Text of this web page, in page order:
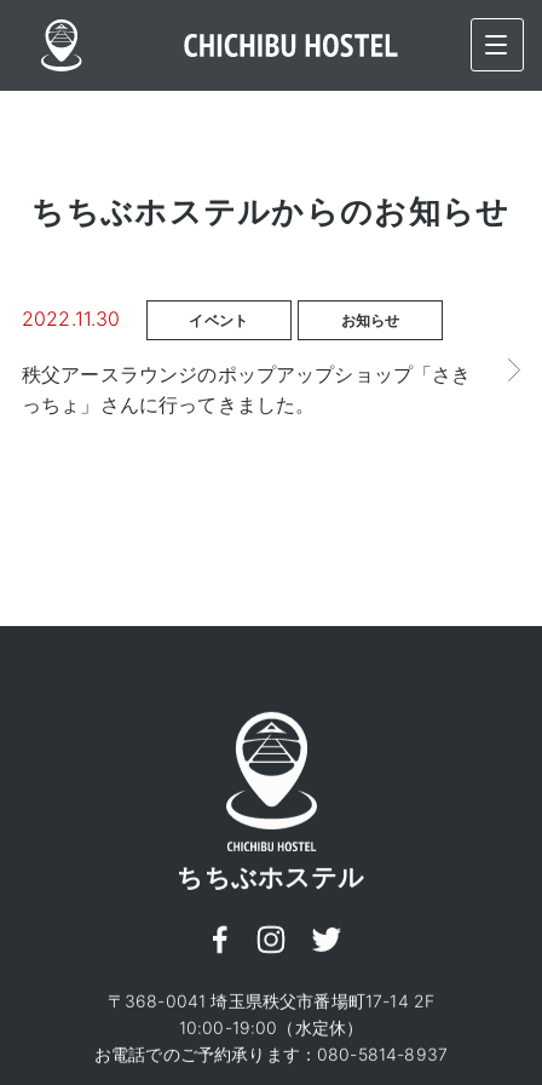
ちちぶホステルからのお知らせ
2022.11.30 イベント お知らせ
秩父アースラウンジのポップアップショップ「さき
っちょ」さんに行ってきました。
ちちぶホステル
〒368-0041 埼玉県秩父市番場町17-14 2F
10:00-19:00（水定休）
お電話でのご予約承ります： 080-5814-8937